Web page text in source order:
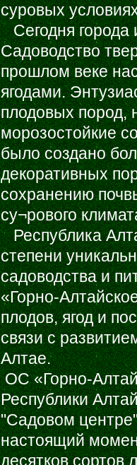
суровых
Сегодня города
Садоводство
прошлом веке
ягодами.
плодовых пород,
морозостойкие
было создано
декоративных
сохранению
су¬рового
Республика
степени
садоводства и
«Горно-
плодов, ягод и
связи с
Алтае.
ОС «Горно-
Республики
"Садовом
настоящий
десятков сортов